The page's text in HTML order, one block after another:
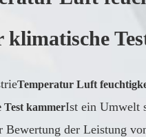
klimatische
Temperatur Luft
Test kammerIst ein Umwelt
Bewertung der Leistung